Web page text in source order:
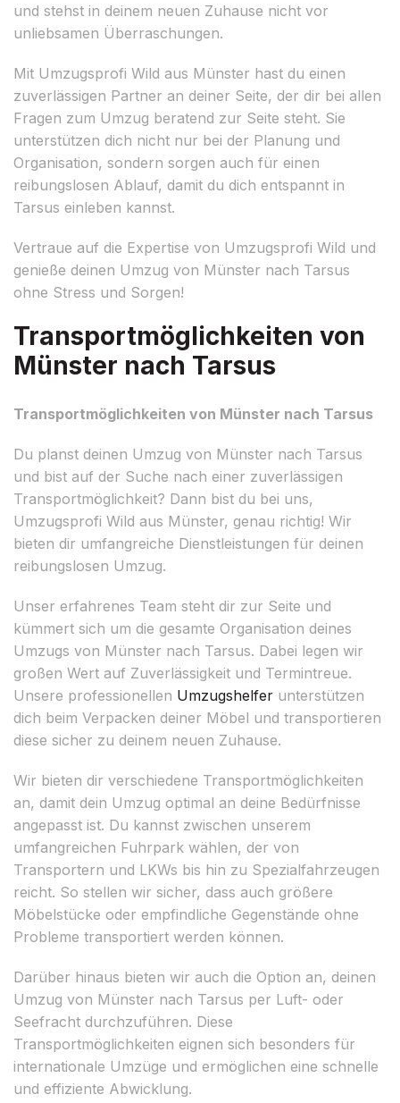
und stehst in deinem neuen Zuhause nicht vor
unliebsamen Überraschungen.
Mit Umzugsprofi Wild aus Münster hast du einen
zuverlässigen Partner an deiner Seite, der dir bei allen
Fragen zum Umzug beratend zur Seite steht. Sie
unterstützen dich nicht nur bei der Planung und
Organisation, sondern sorgen auch für einen
reibungslosen Ablauf, damit du dich entspannt in
Tarsus einleben kannst.
Vertraue auf die Expertise von Umzugsprofi Wild und
genieße deinen Umzug von Münster nach Tarsus
ohne Stress und Sorgen!
Transportmöglichkeiten von
Münster nach Tarsus
Transportmöglichkeiten von Münster nach Tarsus
Du planst deinen Umzug von Münster nach Tarsus
und bist auf der Suche nach einer zuverlässigen
Transportmöglichkeit? Dann bist du bei uns,
Umzugsprofi Wild aus Münster, genau richtig! Wir
bieten dir umfangreiche Dienstleistungen für deinen
reibungslosen Umzug.
Unser erfahrenes Team steht dir zur Seite und
kümmert sich um die gesamte Organisation deines
Umzugs von Münster nach Tarsus. Dabei legen wir
großen Wert auf Zuverlässigkeit und Termintreue.
Unsere professionellen Umzugshelfer unterstützen
dich beim Verpacken deiner Möbel und transportieren
diese sicher zu deinem neuen Zuhause.
Wir bieten dir verschiedene Transportmöglichkeiten
an, damit dein Umzug optimal an deine Bedürfnisse
angepasst ist. Du kannst zwischen unserem
umfangreichen Fuhrpark wählen, der von
Transportern und LKWs bis hin zu Spezialfahrzeugen
reicht. So stellen wir sicher, dass auch größere
Möbelstücke oder empfindliche Gegenstände ohne
Probleme transportiert werden können.
Darüber hinaus bieten wir auch die Option an, deinen
Umzug von Münster nach Tarsus per Luft- oder
Seefracht durchzuführen. Diese
Transportmöglichkeiten eignen sich besonders für
internationale Umzüge und ermöglichen eine schnelle
und effiziente Abwicklung.